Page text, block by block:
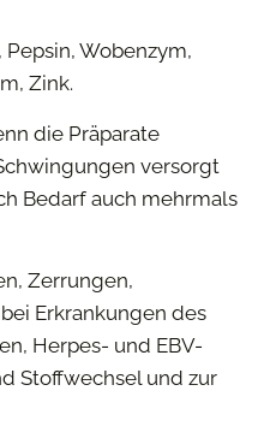
Wobenzym,
Zink.
die Präparate
versorgt
Bedarf auch mehrmals
Zerrungen,
Erkrankungen des
Herpes- und EBV-
Stoffwechsel und zur